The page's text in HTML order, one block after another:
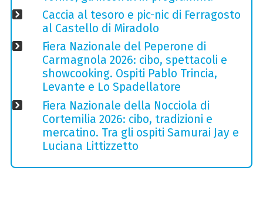
Caccia al tesoro e pic-nic di Ferragosto
al Castello di Miradolo
Fiera Nazionale del Peperone di
Carmagnola 2026: cibo, spettacoli e
showcooking. Ospiti Pablo Trincia,
Levante e Lo Spadellatore
Fiera Nazionale della Nocciola di
Cortemilia 2026: cibo, tradizioni e
mercatino. Tra gli ospiti Samurai Jay e
Luciana Littizzetto